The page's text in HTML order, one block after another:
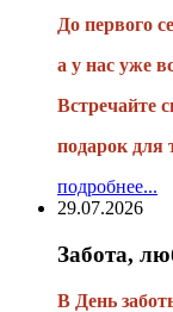
До первого
а у нас уже
Встречайте
подарок для
подробнее...
29.07.2026
Забота,
В День